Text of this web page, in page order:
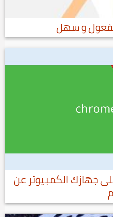
و سهل
جهازك الكمبيوتر عن